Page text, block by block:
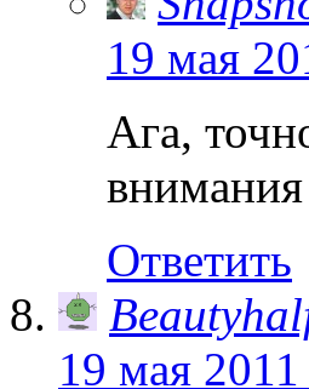
19 мая
Ага,
Ответить
19 мая